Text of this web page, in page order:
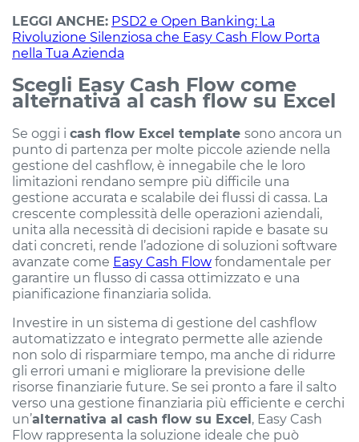
LEGGI ANCHE: PSD2 e Open Banking: La
Rivoluzione Silenziosa che Easy Cash Flow Porta
nella Tua Azienda
Scegli Easy Cash Flow come
alternativa al cash flow su Excel
Se oggi i cash flow Excel template sono ancora un
punto di partenza per molte piccole aziende nella
gestione del cashflow, è innegabile che le loro
limitazioni rendano sempre più difficile una
gestione accurata e scalabile dei flussi di cassa. La
crescente complessità delle operazioni aziendali,
unita alla necessità di decisioni rapide e basate su
dati concreti, rende l’adozione di soluzioni software
avanzate come Easy Cash Flow fondamentale per
garantire un flusso di cassa ottimizzato e una
pianificazione finanziaria solida.
Investire in un sistema di gestione del cashflow
automatizzato e integrato permette alle aziende
non solo di risparmiare tempo, ma anche di ridurre
gli errori umani e migliorare la previsione delle
risorse finanziarie future. Se sei pronto a fare il salto
verso una gestione finanziaria più efficiente e cerchi
un’alternativa al cash flow su Excel, Easy Cash
Flow rappresenta la soluzione ideale che può